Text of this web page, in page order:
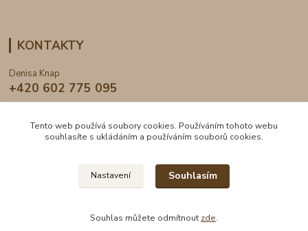
KONTAKTY
Denisa Knap
+420 602 775 095
2024 © DogDen.cz, všechna práva vyhrazena
Tento web používá soubory cookies. Používáním tohoto webu
souhlasíte s ukládáním a používáním souborů cookies.
Nastavení Souhlasím
Souhlas můžete odmítnout zde.